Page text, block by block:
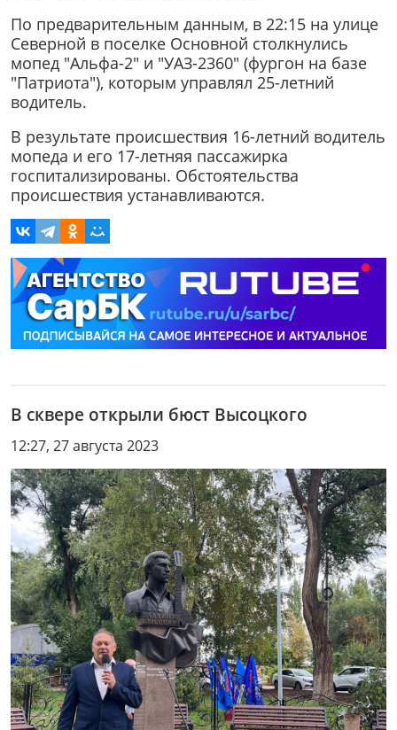
По предварительным данным, в 22:15 на улице
Северной в поселке Основной столкнулись
мопед "Альфа-2" и "УАЗ-2360" (фургон на базе
"Патриота"), которым управлял 25-летний
водитель.
В результате происшествия 16-летний водитель
мопеда и его 17-летняя пассажирка
госпитализированы. Обстоятельства
происшествия устанавливаются.
В сквере открыли бюст Высоцкого
12:27, 27 августа 2023